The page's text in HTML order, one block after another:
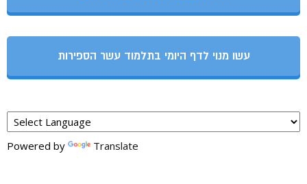
עשו מנוי לדף היומי בתלמוד עשר הספירות
Powered by Translate